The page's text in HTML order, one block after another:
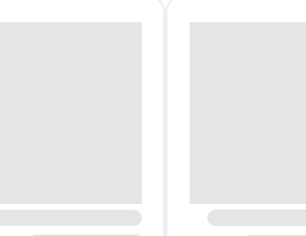
و «نامه‌ای به پسرمان» نام